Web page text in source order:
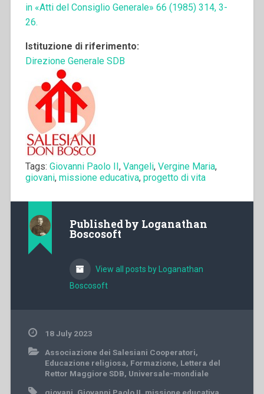
in «Atti del Consiglio Generale» 66 (1985) 314, 3-
26.
Istituzione di riferimento:
Direzione Generale SDB
Tags: Giovanni Paolo II , Vangeli, Vergine Maria,
giovani, missione educativa, progetto di vita
Published by Loganathan
Boscosoft
View all posts by Loganathan
Boscosoft
18 July 2023
Associazione dei Salesiani Cooperatori,
Educazione religiosa, Formazione, Lettera del
Rettor Maggiore SDB, Universale-mondiale